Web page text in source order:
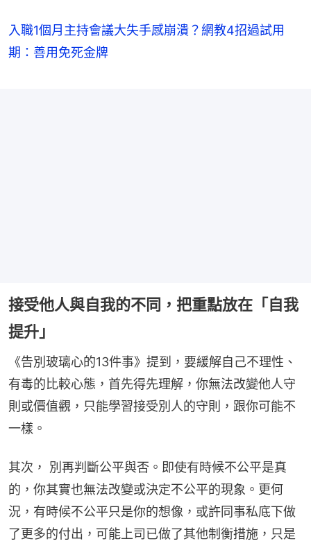
入職1個月主持會議大失手感崩潰？網教4招過試用
期：善用免死金牌
接受他人與自我的不同，把重點放在「自我
提升」
《告別玻璃心的13件事》提到，要緩解自己不理性、
有毒的比較心態，首先得先理解，你無法改變他人守
則或價值觀，只能學習接受別人的守則，跟你可能不
一樣。
其次， 別再判斷公平與否。即使有時候不公平是真
的，你其實也無法改變或決定不公平的現象。更何
況，有時候不公平只是你的想像，或許同事私底下做
了更多的付出，可能上司已做了其他制衡措施，只是